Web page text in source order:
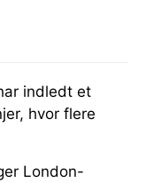
indledt et
hvor flere
London-